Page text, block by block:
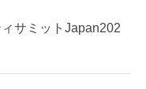
サミットJapan202